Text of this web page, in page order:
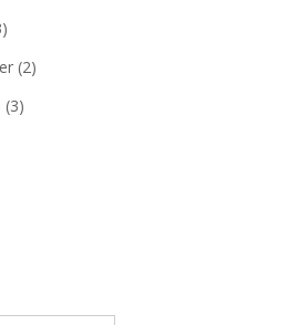
(2)
(3)